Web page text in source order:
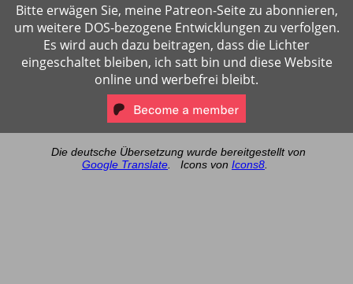
Bitte erwägen Sie, meine Patreon-Seite zu abonnieren,
um weitere DOS-bezogene Entwicklungen zu verfolgen.
Es wird auch dazu beitragen, dass die Lichter
eingeschaltet bleiben, ich satt bin und diese Website
online und werbefrei bleibt.
Die deutsche Übersetzung wurde bereitgestellt von
Google Translate
Icons von Icons8